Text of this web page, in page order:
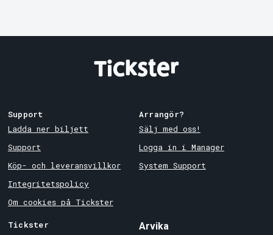
Support
Ladda ner biljett
Support
Köp- och leveransvillkor
Integritetspolicy
Om cookies på Tickster
Arrangör?
Sälj med oss!
Logga in i Manager
System Support
Tickster
Arvika